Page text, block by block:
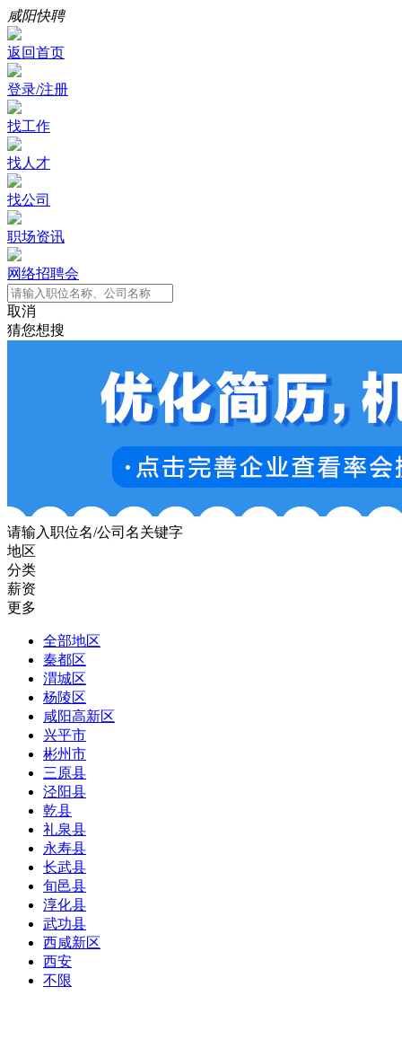
咸阳快聘
返回首页
登录/注册
找工作
找人才
找公司
职场资讯
网络招聘会
取消
猜您想搜
请输入职位名/公司名关键字
地区
分类
薪资
更多
全部地区
秦都区
渭城区
杨陵区
咸阳高新区
兴平市
彬州市
三原县
泾阳县
乾县
礼泉县
永寿县
长武县
旬邑县
淳化县
武功县
西咸新区
西安
不限